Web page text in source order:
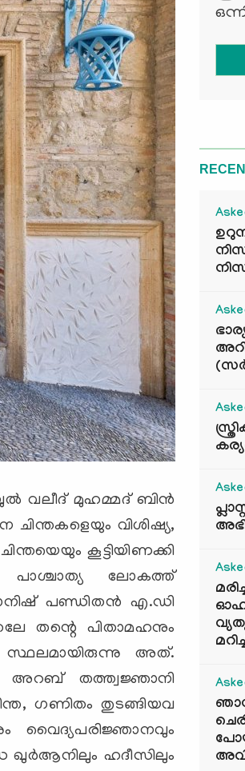
വലീദ് മുഹമ്മദ് ബിന്‍
വിശിഷ്യ,
കൂട്ടിയിണക്കി
പാശ്ചാത്യ ലോകത്ത്
പണ്ഡിതന്‍ എ.ഡി
തന്റെ പിതാമഹനും
സ്ഥലമായിരുന്നു അത്.
അറബ് തത്ത്വജ്ഞാനി
ഗണിതം തുടങ്ങിയവ
വൈദ്യപരിജ്ഞാനവും
ഖുര്‍ആനിലും ഹദീസിലും